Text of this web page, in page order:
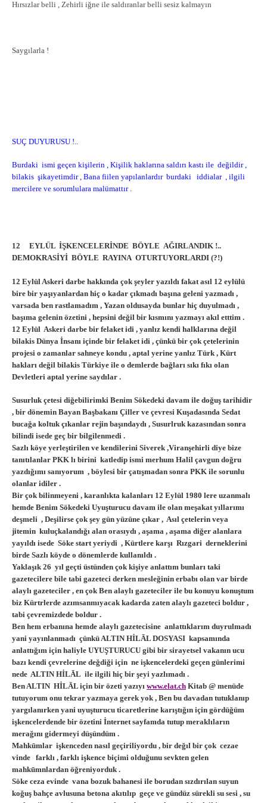
Hırsızlar belli , Zehirli iğne ile saldıranlar belli sesiz kalmayın
Saygılarla !
SUÇ DUYURUSU !..
Burdaki ismi geçen kişilerin , Kişilik haklarına saldırı kastı ile değildir ,
bilakis şikayetimdir , Bana fiilen yapılanlardır burdaki iddialar , ilgili
mercilere ve sorumlulara malümattır .
12 EYLÜL İŞKENCELERİNDE BÖYLE AĞIRLANDIK !..
DEMOKRASİYİ BÖYLE RAYINA OTURTUYORLARDI (?!)
12 Eylül Askeri darbe hakkında çok şeyler yazıldı fakat asıl 12 eylülü
bire bir yaşıyanlardan hiç o kadar çıkmadı başına geleni yazmadı ,
varsada ben rastlamadım , Yazan oldusayda bunlar hiç duyulmadı ,
başıma gelenin özetini , hepsini değil bir kısmını yazmayı akıl etttim .
12 Eylül Askeri darbe bir felaket idi , yanlız kendi halklarına değil
bilakis Dünya İnsanı içinde bir felaket idi , çünkü bir çok çetelerinin
projesi o zamanlar sahneye kondu , aptal yerine yanlız Türk , Kürt
hakları değil bilakis Türkiye ile o demlerde bağları sıkı fıkı olan
Devletleri aptal yerine saydılar .
Susurluk çetesi diğebilirimki Benim Sökedeki davam ile doğuş tarihidir
, bir dönemin Bayan Başbakanı Çiller ve çevresi Kuşadasında Sedat
bucağa koltuk çıkanlar rejin başındaydı , Susurlruk kazasından sonra
bilindi isede geç bir bilgilenmedi .
Sazlı köye yerleştirilen ve kendilerini Siverek ,Viranşehirli diye bize
tanıtılanlar PKK lı birini katledip ismi merhum Halil çavgun doğru
yazdığımı sanıyorum , böylesi bir çatışmadan sonra PKK ile sorunlu
olanlar idiler .
Bir çok bilinmeyeni , karanlıkta kalanları 12 Eylül 1980 lere uzanmalı
hemde Benim Sökedeki Uyuşturucu davam ile olan meşakat yıllarımı
deşmeli , Deşilirse çok şey gün yüzüne çıkar , Asıl çetelerin veya
jitemin kuluçkalandığı alan orasıydı , aşama , aşama diğer alanlara
yayıldı isede Söke start yeriydi , Kürtlere karşı Rızgari derneklerini
birde Sazlı köyde o dönemlerde kullanıldı .
Yaklaşık 26 yıl geçti üstünden çok kişiye anlattım bunları taki
gazetecilere bile tabi gazeteci derken mesleğinin erbabı olan var birde
alaylı gazeteciler , en çok Ben alaylı gazeteciler ile bu konuyu konuştum
biz Kürtrlerde azımsanmıyacak kadarda zaten alaylı gazeteci boldur ,
tabi çevremizdede boldur .
Ben hem erbanına hemde alaylı gazetecisine anlattıklarım duyrulmadı
yani yayınlanmadı çünkü ALTIN HİLĀL DOSYASI kapsamında
anlattığım için haliyle UYUŞTURUCU gibi bir sirayetsel vakanın ucu
bazı kendi çevrelerine değdiği için ne işkencelerdeki geçen günlerimi
nede ALTIN HİLĀL ile ilgili hiç bir şeyi yazlımadı .
Ben ALTIN HİLĀL için bir özeti yazıyı www.elat.ch Kitab @ menüde
tutuyorum onu tekrar yazmaya gerek yok , Ben bu davadan tutuklanıp
yargılanırken yani uyuşturucu ticaretlerine karıştığın için gördüğüm
işkencelerdende bir özetini İnternet sayfamda tutup meraklıların
merağını gidermeyi düşündüm .
Mahkūmlar işkenceden nasıl geçiriliyordu , bir değıl bir çok cezae
vinde farklı , farklı işkence biçimi olduğunu sevkten gelen
mahkūmnlardan öğreniyorduk .
Söke ceza evinde vana bozuk bahanesi ile borudan sızdırılan suyun
koğuş bahçe avlusuna betona akıtılıp geçe ve gündüz sürekli su sesi , su